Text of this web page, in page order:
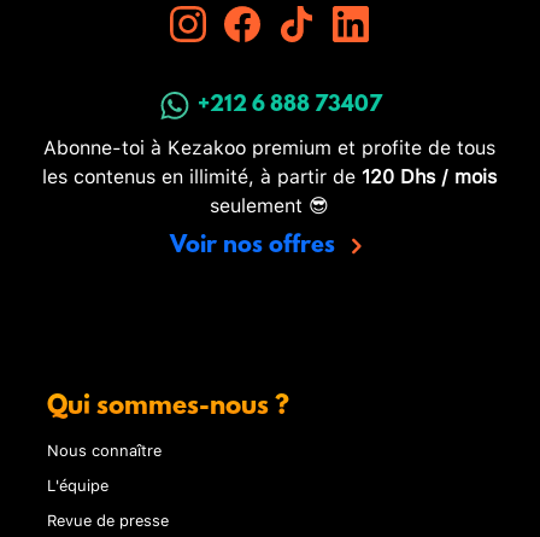
+212 6 888 73407
Abonne-toi à Kezakoo premium et profite de tous
les contenus en illimité, à partir de 120 Dhs / mois
seulement 😎
Voir nos offres
Qui sommes-nous ?
Nous connaître
L'équipe
Revue de presse